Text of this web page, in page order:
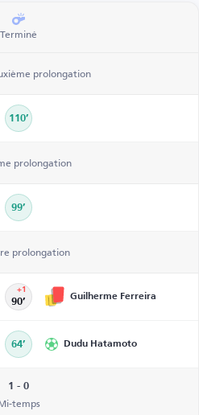
Terminé
prolongation
110’
prolongation
99’
prolongation
90’
+1
Guilherme Ferreira
64’ Dudu Hatamoto
1 - 0
temps